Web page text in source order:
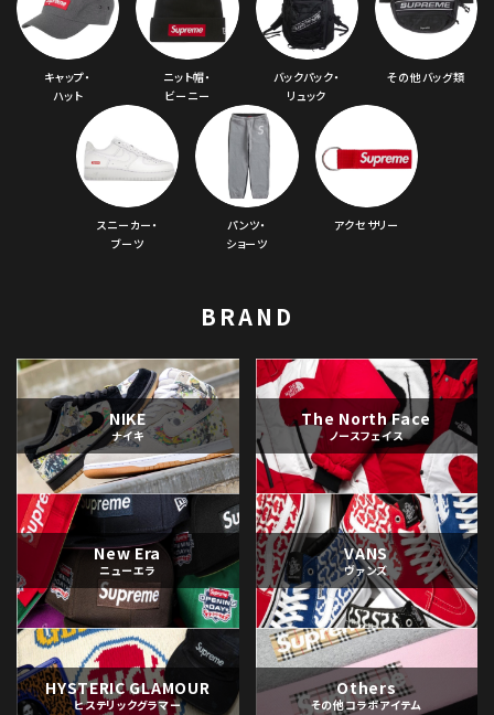
キャップ・
ハット
ニット帽・
ビーニー
バックパック・
リュック
その他バッグ類
スニーカー・
ブーツ
パンツ・
ショーツ
アクセサリー
BRAND
NIKE
ナイキ
The North Face
ノースフェイス
New Era
ニューエラ
VANS
ヴァンズ
HYSTERIC GLAMOUR
ヒステリックグラマー
Others
その他コラボアイテム